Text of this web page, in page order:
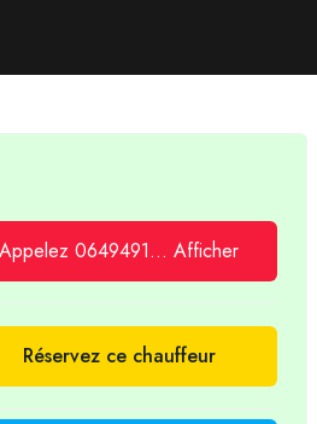
Appelez 0649491... Afficher
Réservez ce chauffeur